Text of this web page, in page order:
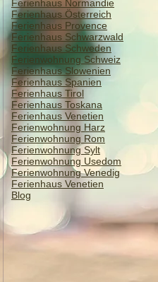
Ferienhaus Normandie
Ferienhaus Österreich
Ferienhaus Provence
Ferienhaus Schwarzwald
Ferienhaus Schweden
Ferienwohnung Schweiz
Ferienhaus Slowenien
Ferienhaus Spanien
Ferienhaus Tirol
Ferienhaus Toskana
Ferienhaus Venetien
​​Ferienwohnung Harz
Ferienwohnung Rom
Ferienwohnung Sylt
Ferienwohnung Usedom
Ferienwohnung Venedig
Ferienhaus Venetien
Blog